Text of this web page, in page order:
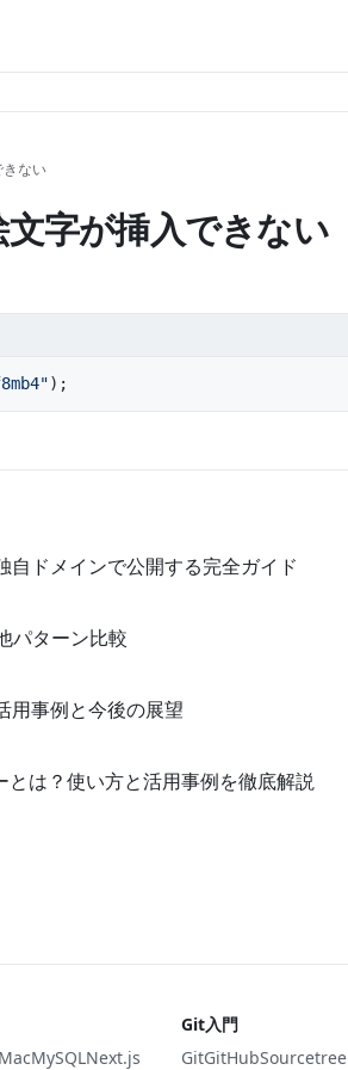
きない
文字が挿入できない
);
ドメインで公開する完全ガイド
パターン比較
用事例と今後の展望
は？使い方と活用事例を徹底解説
MacMySQLNext.js
Git入門
GitGitHubSourcetree